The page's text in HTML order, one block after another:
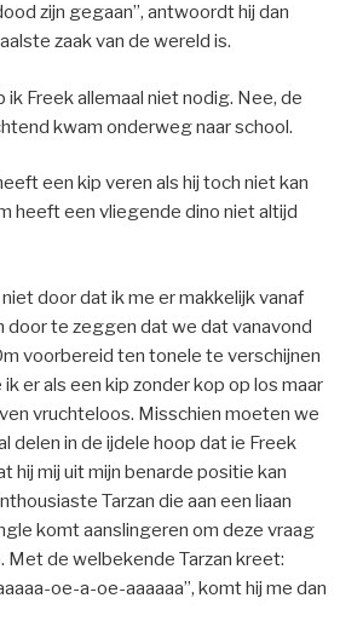
zijn gegaan”, antwoordt hij dan
zaak van de wereld is.
ik Freek allemaal niet nodig. Nee, de
kwam onderweg naar school.
een kip veren als hij toch niet kan
heeft een vliegende dino niet altijd
door dat ik me er makkelijk vanaf
door te zeggen dat we dat vanavond
voorbereid ten tonele te verschijnen
er als een kip zonder kop op los maar
vruchteloos. Misschien moeten we
delen in de ijdele hoop dat ie Freek
hij mij uit mijn benarde positie kan
Tarzan die aan een liaan
komt aanslingeren om deze vraag
de welbekende Tarzan kreet:
oe-a-oe-aaaaaa”, komt hij me dan